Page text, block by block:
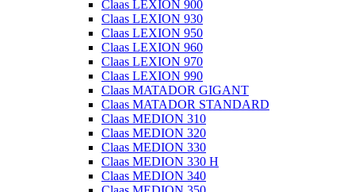
Claas LEXION 900
Claas LEXION 930
Claas LEXION 950
Claas LEXION 960
Claas LEXION 970
Claas LEXION 990
Claas MATADOR GIGANT
Claas MATADOR STANDARD
Claas MEDION 310
Claas MEDION 320
Claas MEDION 330
Claas MEDION 330 H
Claas MEDION 340